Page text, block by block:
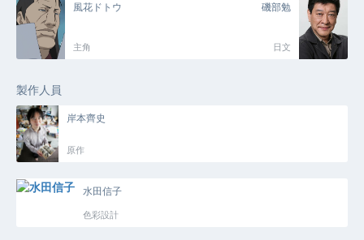
風花ドトウ 磯部勉
主角 日文
製作人員
岸本齊史
原作
水田信子
色彩設計